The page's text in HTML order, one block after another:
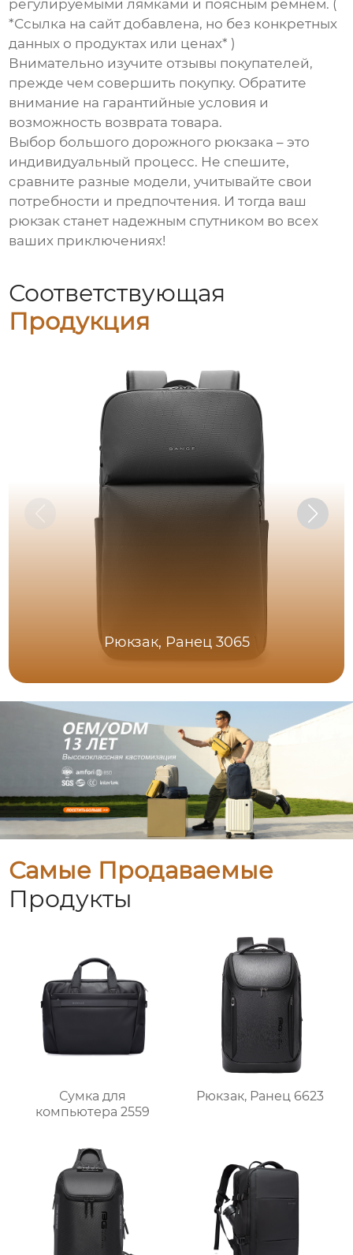
регулируемыми лямками и поясным ремнем. (
*Ссылка на сайт добавлена, но без конкретных
данных о продуктах или ценах* )
Внимательно изучите отзывы покупателей,
прежде чем совершить покупку. Обратите
внимание на гарантийные условия и
возможность возврата товара.
Выбор большого дорожного рюкзака – это
индивидуальный процесс. Не спешите,
сравните разные модели, учитывайте свои
потребности и предпочтения. И тогда ваш
рюкзак станет надежным спутником во всех
ваших приключениях!
Соответствующая
Продукция
Рюкзак, Ранец 3065
Самые Продаваемые
Продукты
Сумка для
компьютера 2559
Рюкзак, Ранец 6623